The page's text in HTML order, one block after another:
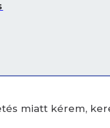
miatt kérem,